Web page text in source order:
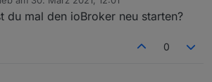
editiert von
du mal den ioBroker neu starten?
0